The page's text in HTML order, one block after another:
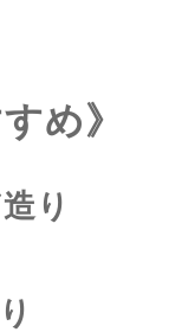
め》
造り
り
造り